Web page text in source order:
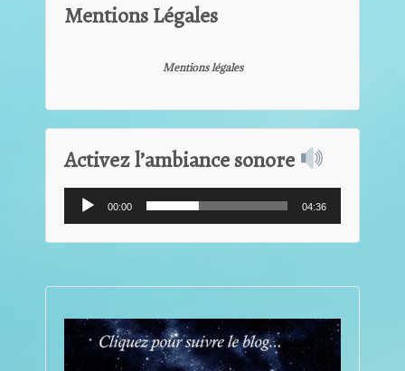
Mentions Légales
Mentions légales
Activez l’ambiance sonore
audio
00:00 04:36